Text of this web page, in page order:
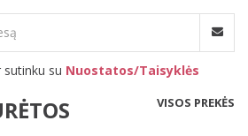
sutinku su Nuostatos/Taisyklės
VISOS PREKĖS